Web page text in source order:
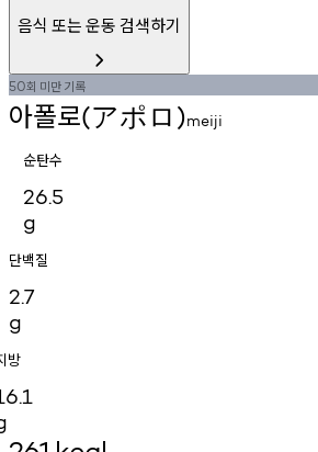
음식 또는 운동 검색하기
50회 미만기록
아폴로(アポロ)meiji
순탄수
26.5
g
단백질
2.7
g
방